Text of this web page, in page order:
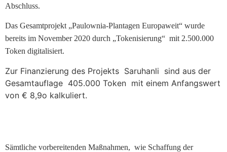
einen
RTP
von
96,94%
diesem
Automatenspiel,
den
für
Abschluss.
Das Gesamtprojekt „Paulownia-Plantagen Europaweit“ wurde
bereits im November 2020 durch „Tokenisierung“ mit 2.500.000
Token digitalisiert.
Zur Finanzierung des Projekts Saruhanli sind aus der
Gesamtauflage 405.000 Token mit einem Anfangswert
von € 8,9o kalkuliert.
Sämtliche vorbereitenden Maßnahmen, wie Schaffung der